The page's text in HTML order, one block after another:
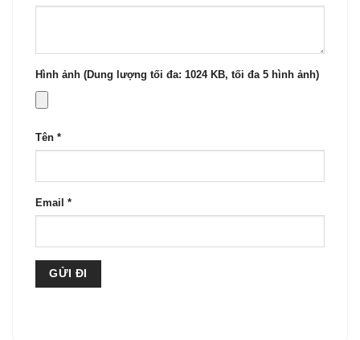
Hình ảnh (Dung lượng tối đa: 1024 KB, tối đa 5 hình ảnh)
Tên *
Email *